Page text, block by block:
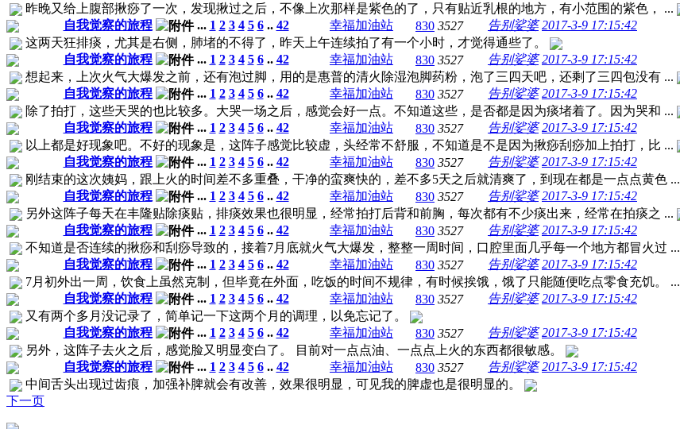
昨晚又给上腹部揪痧了一次，发现揪过之后，不像上次那样是紫色的了，只有贴近乳根的地方，有小范围的紫色， ...
自我觉察的旅程
... 1 2 3 4 5 6.. 42 幸福加油站 830 3527 告别娑婆 2017-3-9 17:15:42
这两天狂排痰，尤其是右侧，肺堵的不得了，昨天上午连续拍了有一个小时，才觉得通些了。
自我觉察的旅程
... 1 2 3 4 5 6.. 42 幸福加油站 830 3527 告别娑婆 2017-3-9 17:15:42
想起来，上次火气大爆发之前，还有泡过脚，用的是惠普的清火除湿泡脚药粉，泡了三四天吧，还剩了三四包没有 ...
自我觉察的旅程
... 1 2 3 4 5 6.. 42 幸福加油站 830 3527 告别娑婆 2017-3-9 17:15:42
除了拍打，这些天哭的也比较多。大哭一场之后，感觉会好一点。不知道这些，是否都是因为痰堵着了。因为哭和 ...
自我觉察的旅程
... 1 2 3 4 5 6.. 42 幸福加油站 830 3527 告别娑婆 2017-3-9 17:15:42
以上都是好现象吧。不好的现象是，这阵子感觉比较虚，头经常不舒服，不知道是不是因为揪痧刮痧加上拍打，比 ...
自我觉察的旅程
... 1 2 3 4 5 6.. 42 幸福加油站 830 3527 告别娑婆 2017-3-9 17:15:42
刚结束的这次姨妈，跟上火的时间差不多重叠，干净的蛮爽快的，差不多5天之后就清爽了，到现在都是一点点黄色 ...
自我觉察的旅程
... 1 2 3 4 5 6.. 42 幸福加油站 830 3527 告别娑婆 2017-3-9 17:15:42
另外这阵子每天在丰隆贴除痰贴，排痰效果也很明显，经常拍打后背和前胸，每次都有不少痰出来，经常在拍痰之 ...
自我觉察的旅程
... 1 2 3 4 5 6.. 42 幸福加油站 830 3527 告别娑婆 2017-3-9 17:15:42
不知道是否连续的揪痧和刮痧导致的，接着7月底就火气大爆发，整整一周时间，口腔里面几乎每一个地方都冒火过 ...
自我觉察的旅程
... 1 2 3 4 5 6.. 42 幸福加油站 830 3527 告别娑婆 2017-3-9 17:15:42
7月初外出一周，饮食上虽然克制，但毕竟在外面，吃饭的时间不规律，有时候挨饿，饿了只能随便吃点零食充饥。 ...
自我觉察的旅程
... 1 2 3 4 5 6.. 42 幸福加油站 830 3527 告别娑婆 2017-3-9 17:15:42
又有两个多月没记录了，简单记一下这两个月的调理，以免忘记了。
自我觉察的旅程
... 1 2 3 4 5 6.. 42 幸福加油站 830 3527 告别娑婆 2017-3-9 17:15:42
另外，这阵子去火之后，感觉脸又明显变白了。 目前对一点点油、一点点上火的东西都很敏感。
自我觉察的旅程
... 1 2 3 4 5 6.. 42 幸福加油站 830 3527 告别娑婆 2017-3-9 17:15:42
中间舌头出现过齿痕，加强补脾就会有改善，效果很明显，可见我的脾虚也是很明显的。
下一页